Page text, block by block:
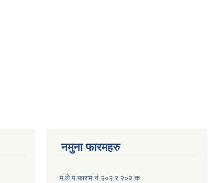
नमुना फारमहरु
म.ले.प.फाराम नं:२०२ र २०२ क